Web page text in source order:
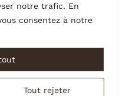
notre trafic. En
consentez à notre
Tout rejeter